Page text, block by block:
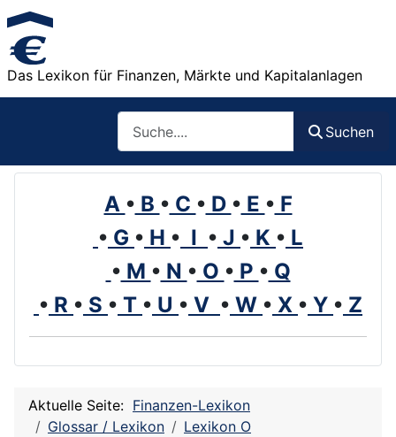
Das Lexikon für Finanzen, Märkte und Kapitalanlagen
Suchen
A • B • C • D • E • F
• G • H • I • J • K • L
• M • N • O • P • Q
• R • S • T • U • V • W • X • Y • Z
Aktuelle Seite: Finanzen-Lexikon
Glossar / Lexikon
Lexikon O